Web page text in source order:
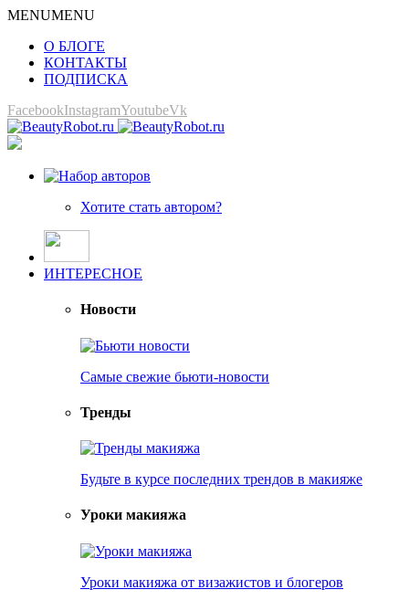
MENUMENU
О БЛОГЕ
КОНТАКТЫ
ПОДПИСКА
FacebookInstagramYoutubeVk
Хотите стать автором?
ИНТЕРЕСНОЕ
Новости
Самые свежие бьюти-новости
Тренды
Будьте в курсе последних трендов в макияже
Уроки макияжа
Уроки макияжа от визажистов и блогеров